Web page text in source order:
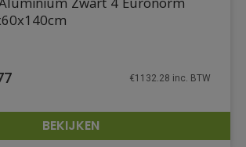
DETAILS
Zwart 4 Euronorm
€1132.28 inc. BTW
BEKIJKEN